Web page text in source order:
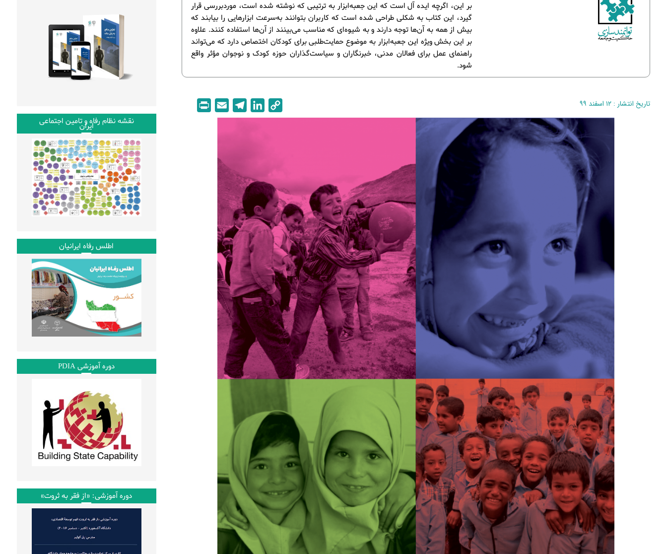
بر این، اگرچه ایده آل است که این جعبه‌ابزار به ترتیبی که نوشته شده است، موردبررسی قرار
گیرد، این کتاب به شکلی طراحی شده است که کاربران بتوانند به‌سرعت ابزارهایی را بیابند که
بیش از همه به آن‌ها توجه دارند و به شیوه‌ای که مناسب می‌بینند از آن‌ها استفاده کنند. علاوه
بر این بخش ویژه این جعبه‌ابزار به موضوع حمایت‌طلبی برای کودکان اختصاص دارد که می‌تواند
راهنمای عمل برای فعالان مدنی، خبرنگاران و سیاست‌گذاران حوزه کودک و نوجوان مؤثر واقع
شود.
تاریخ انتشار : ۱۲ اسفند ۹۹
o
i
n
k
i
d
I
e
r
a
m
نقشه نظام رفاه و تامین اجتماعی
ایران
اطلس رفاه ایرانیان
دوره آموزشی PDIA
دوره آموزشی: «از فقر به ثروت»